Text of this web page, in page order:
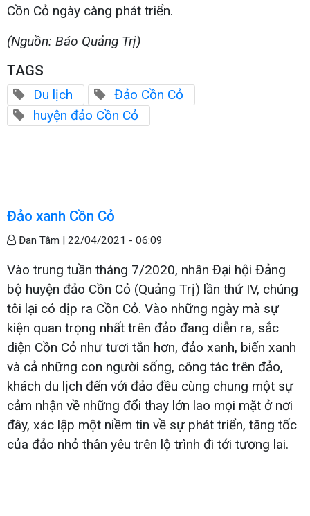
Cồn Cỏ ngày càng phát triển.
(Nguồn: Báo Quảng Trị)
TAGS
Du lịch
Đảo Cồn Cỏ
huyện đảo Cồn Cỏ
Đảo xanh Cồn Cỏ
Đan Tâm | 22/04/2021 - 06:09
Vào trung tuần tháng 7/2020, nhân Đại hội Đảng
bộ huyện đảo Cồn Cỏ (Quảng Trị) lần thứ IV, chúng
tôi lại có dịp ra Cồn Cỏ. Vào những ngày mà sự
kiện quan trọng nhất trên đảo đang diễn ra, sắc
diện Cồn Cỏ như tươi tắn hơn, đảo xanh, biển xanh
và cả những con người sống, công tác trên đảo,
khách du lịch đến với đảo đều cùng chung một sự
cảm nhận về những đổi thay lớn lao mọi mặt ở nơi
đây, xác lập một niềm tin về sự phát triển, tăng tốc
của đảo nhỏ thân yêu trên lộ trình đi tới tương lai.